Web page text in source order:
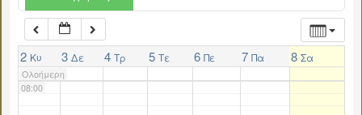
2 Κυ 3 Δε 4 Τρ 5 Τε 6 Πε 7 Πα 8 Σα
Ολοήμερη
07:00
08:00